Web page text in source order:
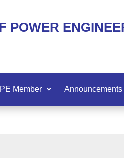
POWER
Member Announcements